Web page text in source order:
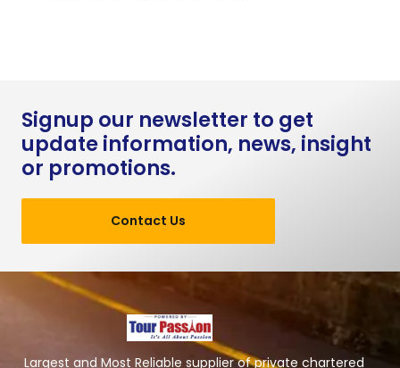
Signup our newsletter to get
update information, news, insight
or promotions.
Contact Us
Largest and Most Reliable supplier of private chartered